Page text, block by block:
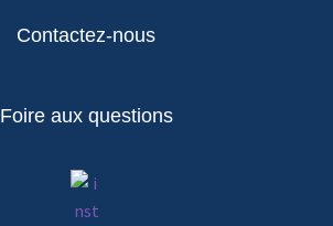
Contactez-nous
Foire aux questions